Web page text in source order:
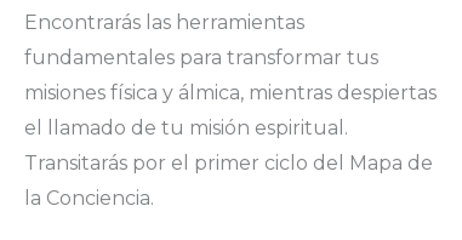
Encontrarás las herramientas
fundamentales para transformar tus
misiones física y álmica, mientras despiertas
el llamado de tu misión espiritual.
Transitarás por el primer ciclo del Mapa de
la Conciencia.